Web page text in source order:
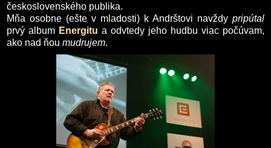
československého publika.
Mňa osobne (ešte v mladosti) k Andrštovi navždy pripútal
prvý album Energitu a odvtedy jeho hudbu viac počúvam,
ako nad ňou mudrujem.